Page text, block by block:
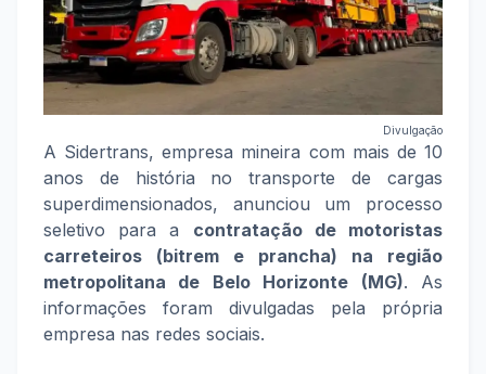
Divulgação
A Sidertrans, empresa mineira com mais de 10
anos de história no transporte de cargas
superdimensionados, anunciou um processo
seletivo para a contratação de motoristas
carreteiros (bitrem e prancha) na região
metropolitana de Belo Horizonte (MG). As
informações foram divulgadas pela própria
empresa nas redes sociais.